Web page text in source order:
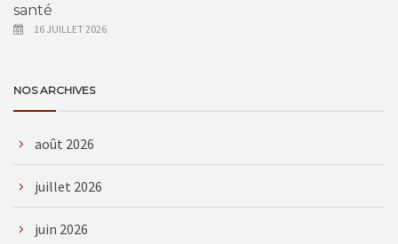
santé
16 JUILLET 2026
NOS ARCHIVES
août 2026
juillet 2026
juin 2026